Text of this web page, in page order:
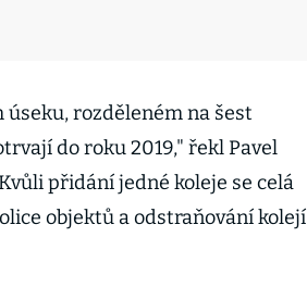
rozděleném na šest
do roku 2019," řekl Pavel
přidání jedné koleje se celá
objektů a odstraňování kolejí